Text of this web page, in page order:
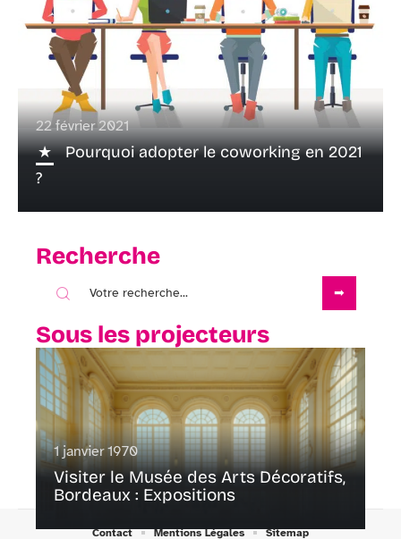
22 février 2021
Pourquoi adopter le coworking en 2021
?
Recherche
Sous les projecteurs
1 janvier 1970
Visiter le Musée des Arts Décoratifs,
Bordeaux : Expositions
Contact Mentions Légales Sitemap